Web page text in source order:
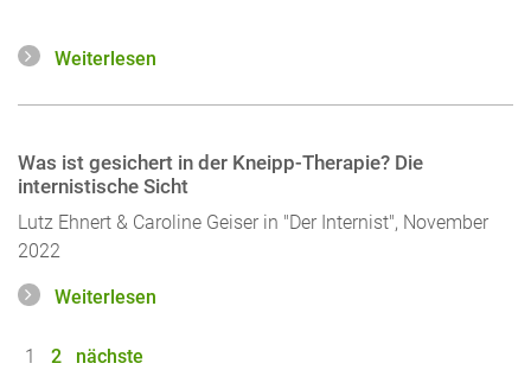
Weiterlesen
Was ist gesichert in der Kneipp-Therapie? Die
internistische Sicht
Lutz Ehnert & Caroline Geiser in "Der Internist", November
2022
Weiterlesen
1 2 nächste